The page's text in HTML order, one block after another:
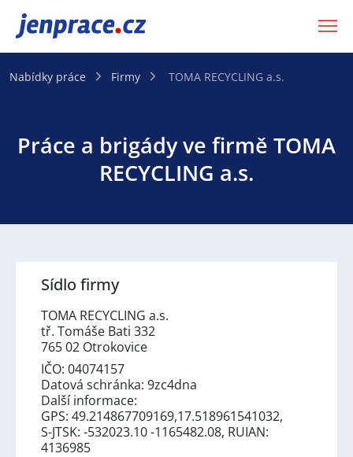
JenPráce.cz
Nabídky práce Firmy TOMA RECYCLING a.s.
Práce a brigády ve firmě TOMA
RECYCLING a.s.
Sídlo firmy
TOMA RECYCLING a.s.
tř. Tomáše Bati 332
765 02 Otrokovice
IČO: 04074157
Datová schránka: 9zc4dna
Další informace:
GPS: 49.214867709169,17.518961541032,
S-JTSK: -532023.10 -1165482.08, RUIAN:
4136985